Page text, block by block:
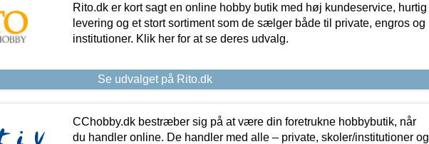
Rito.dk er kort sagt en online hobby butik med høj kundeservice, hurtig
levering og et stort sortiment som de sælger både til private, engros og
institutioner. Klik her for at se deres udvalg.
Se udvalget på Rito.dk
CChobby.dk bestræber sig på at være din foretrukne hobbybutik, når
du handler online. De handler med alle – private, skoler/institutioner og